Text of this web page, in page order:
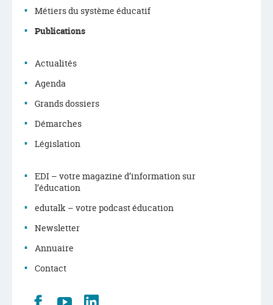
Menu
de
navigation
Métiers du système éducatif
Publications
Actualités
Agenda
Grands dossiers
Démarches
Législation
EDI – votre magazine d’information sur
l’éducation
edutalk – votre podcast éducation
Newsletter
Annuaire
Contact
RetrouvezYoutube